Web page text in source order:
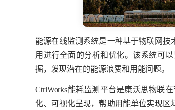
能源在线监测系统是一种基于物联网
用进行全面的分析和优化。该系统可
掘，发现潜在的能源浪费和用能问题。
CtrlWorks能耗监测平台是康沃思物联
化、可视化呈现，帮助用能单位实现